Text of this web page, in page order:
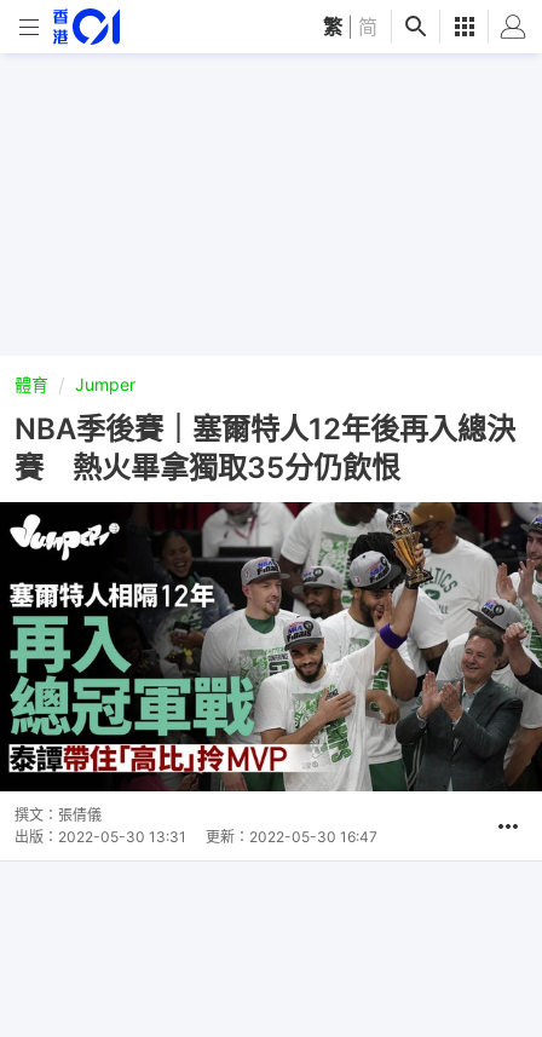
繁 简
體育 Jumper
NBA季後賽｜塞爾特人12年後再入總決
賽 熱火畢拿獨取35分仍飲恨
撰文： 張倩儀
出版： 2022-05-30 13:31 更新： 2022-05-30 16:47